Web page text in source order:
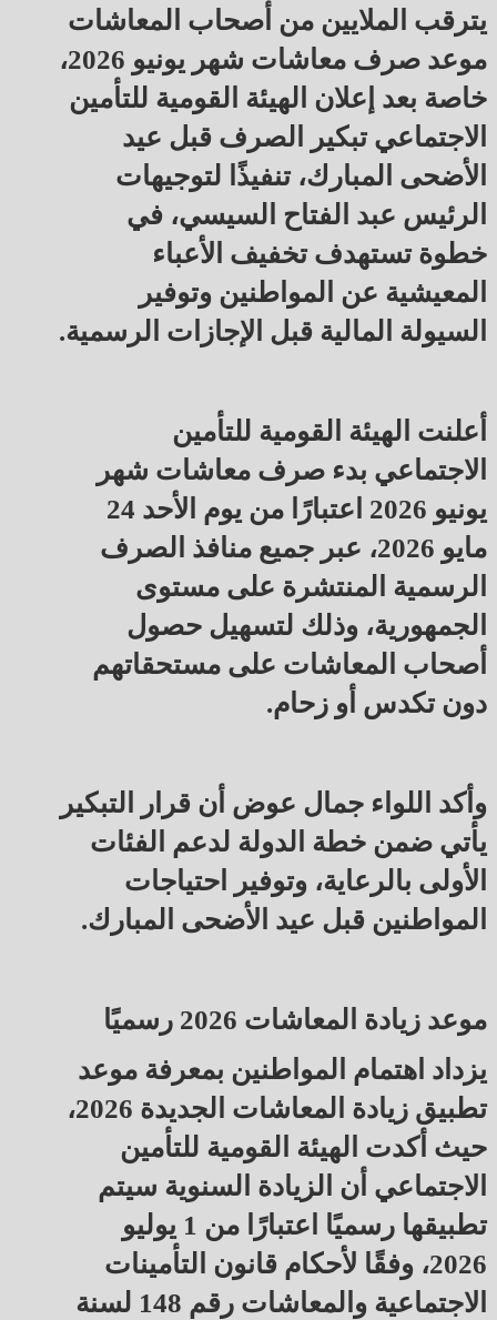
يترقب الملايين من أصحاب المعاشات
موعد صرف معاشات شهر يونيو 2026،
خاصة بعد إعلان الهيئة القومية للتأمين
الاجتماعي تبكير الصرف قبل عيد
الأضحى المبارك، تنفيذًا لتوجيهات
الرئيس عبد الفتاح السيسي، في
خطوة تستهدف تخفيف الأعباء
المعيشية عن المواطنين وتوفير
السيولة المالية قبل الإجازات الرسمية.
أعلنت الهيئة القومية للتأمين
الاجتماعي بدء صرف معاشات شهر
يونيو 2026 اعتبارًا من يوم الأحد 24
مايو 2026، عبر جميع منافذ الصرف
الرسمية المنتشرة على مستوى
الجمهورية، وذلك لتسهيل حصول
أصحاب المعاشات على مستحقاتهم
دون تكدس أو زحام.
وأكد اللواء جمال عوض أن قرار التبكير
يأتي ضمن خطة الدولة لدعم الفئات
الأولى بالرعاية، وتوفير احتياجات
المواطنين قبل عيد الأضحى المبارك.
موعد زيادة المعاشات 2026 رسميًا
يزداد اهتمام المواطنين بمعرفة موعد
تطبيق زيادة المعاشات الجديدة 2026،
حيث أكدت الهيئة القومية للتأمين
الاجتماعي أن الزيادة السنوية سيتم
تطبيقها رسميًا اعتبارًا من 1 يوليو
2026، وفقًا لأحكام قانون التأمينات
الاجتماعية والمعاشات رقم 148 لسنة